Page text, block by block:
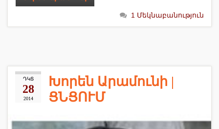
1 Մեկնաբանություն
ԴԿՏ
28
2014
Խորեն Արամունի |
ՑՆՑՈՒՄ